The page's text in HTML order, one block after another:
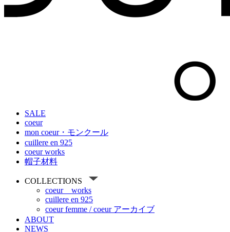
SALE
coeur
mon coeur・モンクール
cuillere en 925
coeur works
帽子材料
COLLECTIONS
coeur works
cuillere en 925
coeur femme / coeur アーカイブ
ABOUT
NEWS